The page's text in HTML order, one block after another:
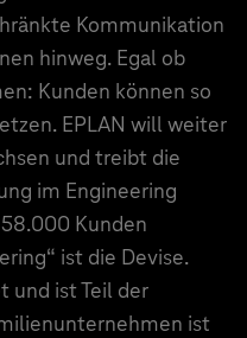
Kommunikation
hinweg. Egal ob
Kunden können so
EPLAN will weiter
und treibt die
im Engineering
Kunden
ist die Devise.
und ist Teil der
ist